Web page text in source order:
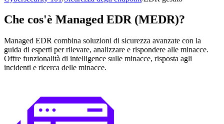
Che cos'è Managed EDR (MEDR)?
Managed EDR combina soluzioni di sicurezza avanzate con la
guida di esperti per rilevare, analizzare e rispondere alle minacce.
Offre funzionalità di intelligence sulle minacce, risposta agli
incidenti e ricerca delle minacce.